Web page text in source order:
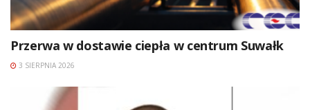
Przerwa w dostawie ciepła w centrum Suwałk
3 SIERPNIA 2026